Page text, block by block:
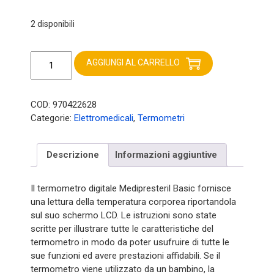
2 disponibili
Medipresteril
termometro
AGGIUNGI AL CARRELLO
COD: 970422628
Categorie: Elettromedicali, Termometri
Descrizione Informazioni aggiuntive
Il termometro digitale Medipresteril Basic fornisce
una lettura della temperatura corporea riportandola
sul suo schermo LCD. Le istruzioni sono state
scritte per illustrare tutte le caratteristiche del
termometro in modo da poter usufruire di tutte le
sue funzioni ed avere prestazioni affidabili. Se il
termometro viene utilizzato da un bambino, la